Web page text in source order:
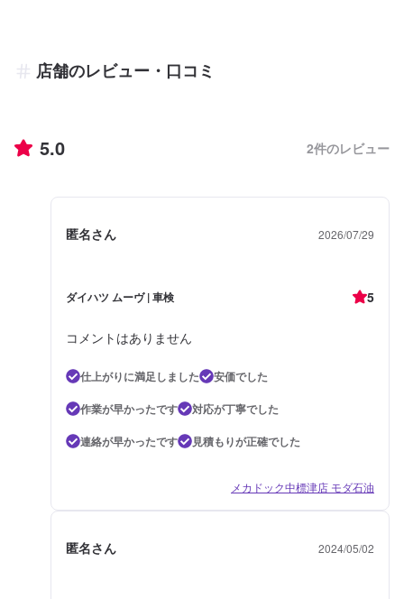
店舗のレビュー・口コミ
5.0 2件のレビュー
匿名さん 2026/07/29
ダイハツ ムーヴ | 車検 5
コメントはありません
仕上がりに満足しました
安価でした
作業が早かったです
対応が丁寧でした
連絡が早かったです
見積もりが正確でした
メカドック中標津店 モダ石油
匿名さん 2024/05/02